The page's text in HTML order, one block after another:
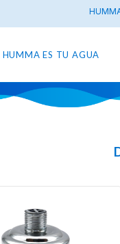
HUMMA ES TU AGUA